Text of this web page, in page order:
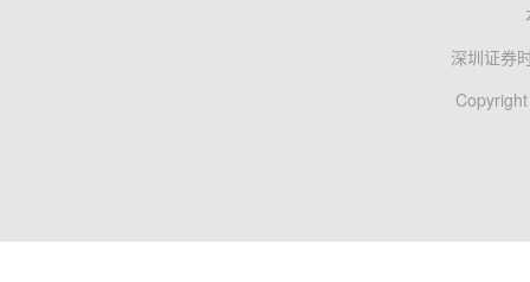
深圳证券